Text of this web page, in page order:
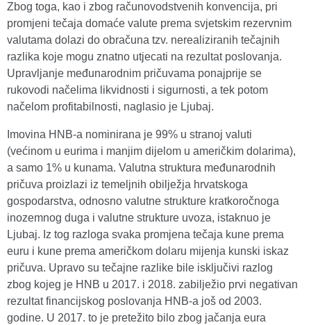
Zbog toga, kao i zbog računovodstvenih konvencija, pri
promjeni tečaja domaće valute prema svjetskim rezervnim
valutama dolazi do obračuna tzv. nerealiziranih tečajnih
razlika koje mogu znatno utjecati na rezultat poslovanja.
Upravljanje međunarodnim pričuvama ponajprije se
rukovodi načelima likvidnosti i sigurnosti, a tek potom
načelom profitabilnosti, naglasio je Ljubaj.
Imovina HNB-a nominirana je 99% u stranoj valuti
(većinom u eurima i manjim dijelom u američkim dolarima),
a samo 1% u kunama. Valutna struktura međunarodnih
pričuva proizlazi iz temeljnih obilježja hrvatskoga
gospodarstva, odnosno valutne strukture kratkoročnoga
inozemnog duga i valutne strukture uvoza, istaknuo je
Ljubaj. Iz tog razloga svaka promjena tečaja kune prema
euru i kune prema američkom dolaru mijenja kunski iskaz
pričuva. Upravo su tečajne razlike bile isključivi razlog
zbog kojeg je HNB u 2017. i 2018. zabilježio prvi negativan
rezultat financijskog poslovanja HNB-a još od 2003.
godine. U 2017. to je pretežito bilo zbog jačanja eura